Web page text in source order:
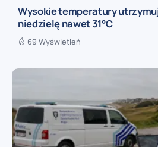
Wysokie temperatury
niedzielę nawet 31°C
69 Wyświetleń